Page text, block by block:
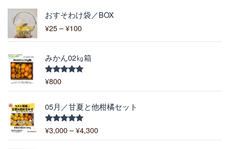
1
6
4
0
おすそわけ袋／BOX
¥25 –¥100
価
格
帯
:
¥
2
5
1
0
0
みかん02㎏箱
5段階中
¥800
05月／甘夏と他柑橘セット
5段階中
5.00
¥3,000 –¥4,300
価
格
: